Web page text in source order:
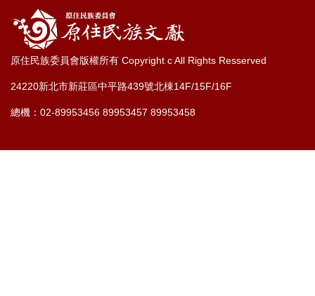
原住民族委員會版權所有 Copyright c All Rights Resserved
24220新北市新莊區中平路439號北棟14F/15F/16F
總機：02-89953456 89953457 89953458